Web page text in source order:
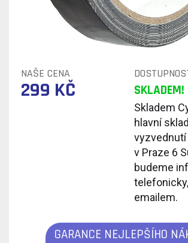
NAŠE CENA
299 KČ SKLADEM!
Skladem
hlavní
vyzvednutí
v Praze 6
budeme
emailem.
GARANCE NEJLEPŠÍHO